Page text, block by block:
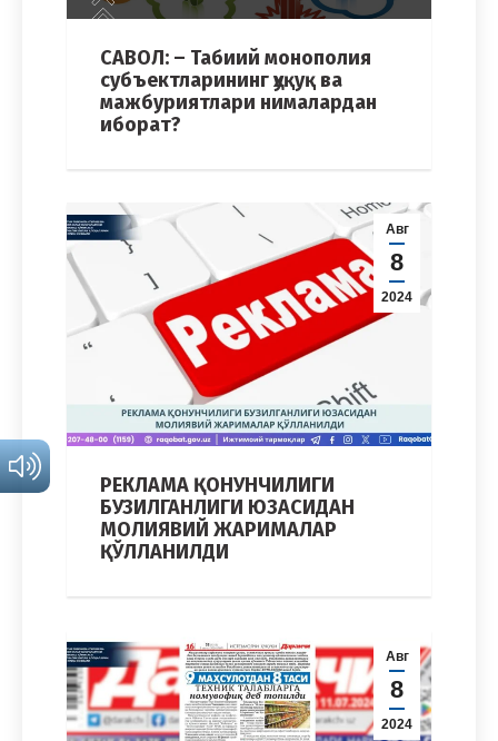
САВОЛ: – Табиий монополия
субъектларининг ҳуқуқ ва
мажбуриятлари нималардан
иборат?
Авг
8
2024
РЕКЛАМА ҚОНУНЧИЛИГИ
БУЗИЛГАНЛИГИ ЮЗАСИДАН
МОЛИЯВИЙ ЖАРИМАЛАР
ҚЎЛЛАНИЛДИ
Авг
8
2024